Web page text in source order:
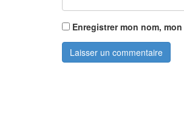
Enregistrer mon nom,